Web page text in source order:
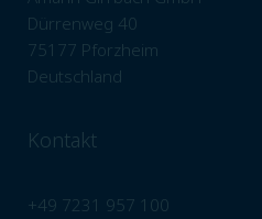
Dürrenweg 40
75177 Pforzheim
Deutschland
Kontakt
+49 7231 957 100